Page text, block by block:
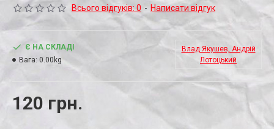
Всього відгуків: 0 - Написати відгук
120 грн.
Є НА СКЛАДІ
Вага: 0.00kg
Влад Якушев, Андрій
Лотоцький